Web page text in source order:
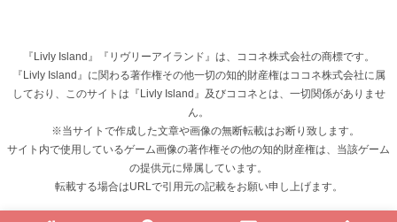
『Livly Island』『リヴリーアイランド』は、ココネ株式会社の商標です。
『Livly Island』に関わる著作権その他一切の知的財産権はココネ株式会社に属
しており、このサイトは『Livly Island』及びココネとは、一切関係がありませ
ん。
※当サイトで作成した文章や画像の無断転載はお断り致します。
サイト内で使用しているゲーム画像の著作権その他の知的財産権は、当該ゲーム
の提供元に帰属しています。
転載する場合はURLで引用元の記載をお願い申し上げます。